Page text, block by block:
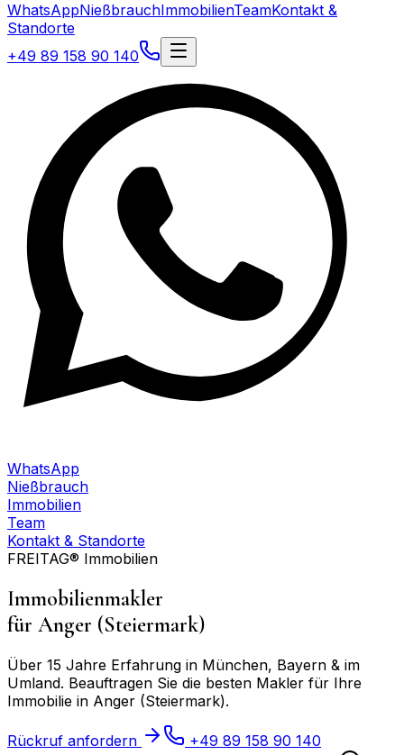
WhatsAppNießbrauchImmobilienTeamKontakt &
Standorte
+49 89 158 90 140
WhatsApp
Nießbrauch
Immobilien
Team
Kontakt & Standorte
FREITAG® Immobilien
Immobilienmakler
für Anger (Steiermark)
Über 15 Jahre Erfahrung in München, Bayern & im
Umland. Beauftragen Sie die besten Makler für Ihre
Immobilie in Anger (Steiermark).
Rückruf anfordern
+49 89 158 90 140